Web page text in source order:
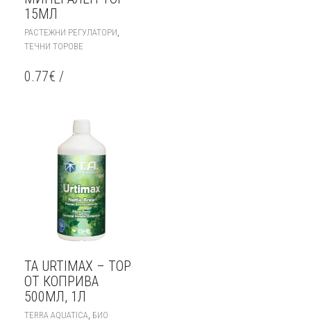
15МЛ
РАСТЕЖНИ РЕГУЛАТОРИ
ТЕЧНИ ТОРОВЕ
0.77€ /
TA URTIMAX – ТОР
ОТ КОПРИВА
500МЛ, 1Л
TERRA AQUATICA БИО